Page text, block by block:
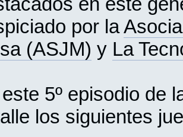
por la
(ASJM) y La
5º episodio de
los siguientes